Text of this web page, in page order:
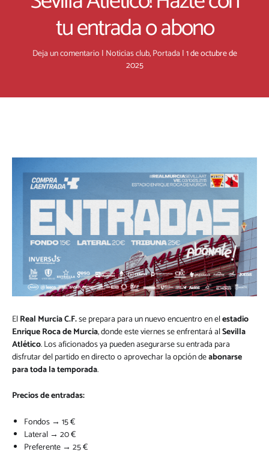
tu entrada o abono
Deja un comentario | Noticias club,Portada |1 de octubre de
2025
ElReal Murcia C.F.se prepara para un nuevo encuentro en elestadio
Enrique Roca de Murcia, donde este viernes se enfrentará alSevilla
Atlético. Los aficionados ya pueden asegurarse su entrada para
disfrutar del partido en directo o aprovechar la opción deabonarse
para toda la temporada.
Precios de entradas:
Fondos → 15 €
Lateral → 20 €
Preferente → 25 €